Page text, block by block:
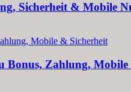
Sicherheit & Mobile
Bonus, Zahlung,